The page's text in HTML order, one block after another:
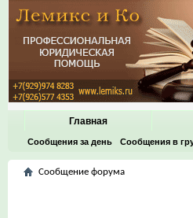
Главная
Сообщения за день Сообщения в
Сообщение форума